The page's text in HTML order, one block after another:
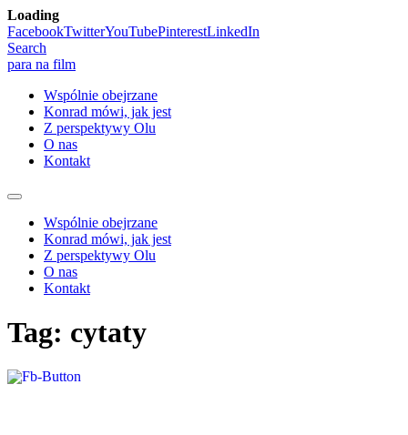
Loading
Skip
to
content
FacebookTwitterYouTubePinterestLinkedIn
Search
para na film
Wspólnie obejrzane
Konrad mówi, jak jest
Z perspektywy Olu
O nas
Kontakt
Wspólnie obejrzane
Konrad mówi, jak jest
Z perspektywy Olu
O nas
Kontakt
Tag: cytaty